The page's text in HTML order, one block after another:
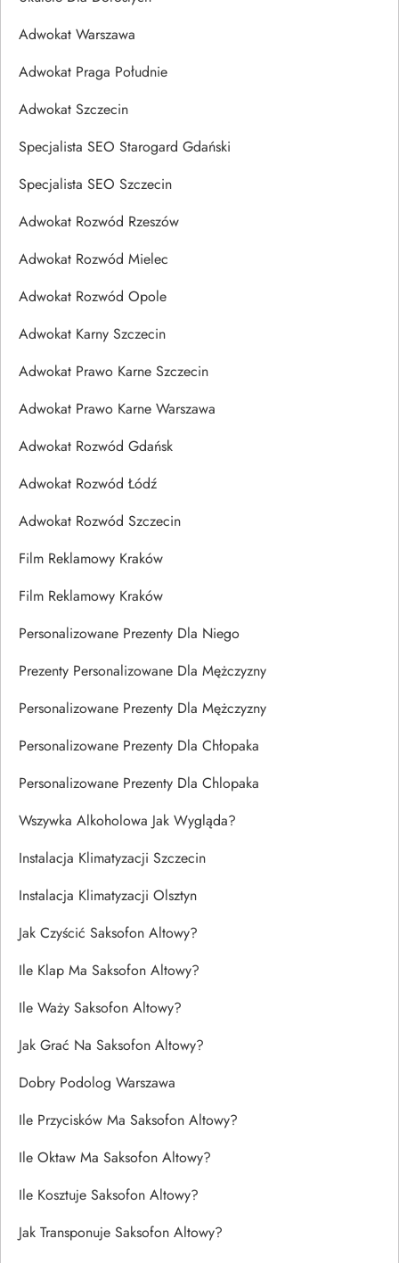
Adwokat Warszawa
Adwokat Praga Południe
Adwokat Szczecin
Specjalista SEO Starogard Gdański
Specjalista SEO Szczecin
Adwokat Rozwód Rzeszów
Adwokat Rozwód Mielec
Adwokat Rozwód Opole
Adwokat Karny Szczecin
Adwokat Prawo Karne Szczecin
Adwokat Prawo Karne Warszawa
Adwokat Rozwód Gdańsk
Adwokat Rozwód Łódź
Adwokat Rozwód Szczecin
Film Reklamowy Kraków
Film Reklamowy Kraków
Personalizowane Prezenty Dla Niego
Prezenty Personalizowane Dla Mężczyzny
Personalizowane Prezenty Dla Mężczyzny
Personalizowane Prezenty Dla Chłopaka
Personalizowane Prezenty Dla Chlopaka
Wszywka Alkoholowa Jak Wygląda?
Instalacja Klimatyzacji Szczecin
Instalacja Klimatyzacji Olsztyn
Jak Czyścić Saksofon Altowy?
Ile Klap Ma Saksofon Altowy?
Ile Waży Saksofon Altowy?
Jak Grać Na Saksofon Altowy?
Dobry Podolog Warszawa
Ile Przycisków Ma Saksofon Altowy?
Ile Oktaw Ma Saksofon Altowy?
Ile Kosztuje Saksofon Altowy?
Jak Transponuje Saksofon Altowy?